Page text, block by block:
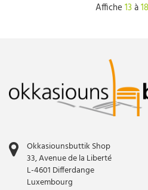
Affiche 13à18
Okkasiounsbuttik Shop
33, Avenue de la Liberté
L-4601 Differdange
Luxembourg